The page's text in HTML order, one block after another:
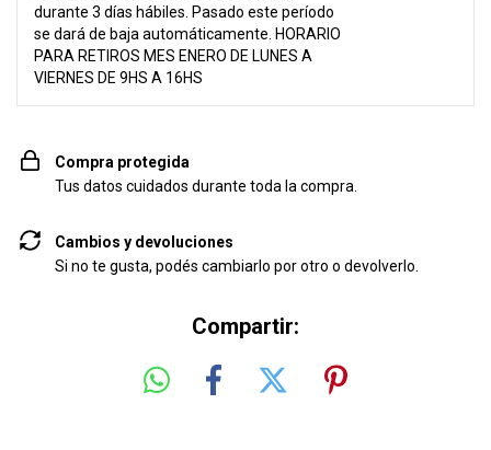
durante 3 días hábiles. Pasado este período
se dará de baja automáticamente. HORARIO
PARA RETIROS MES ENERO DE LUNES A
VIERNES DE 9HS A 16HS
Compra protegida
Tus datos cuidados durante toda la compra.
Cambios y devoluciones
Si no te gusta, podés cambiarlo por otro o devolverlo.
Compartir: